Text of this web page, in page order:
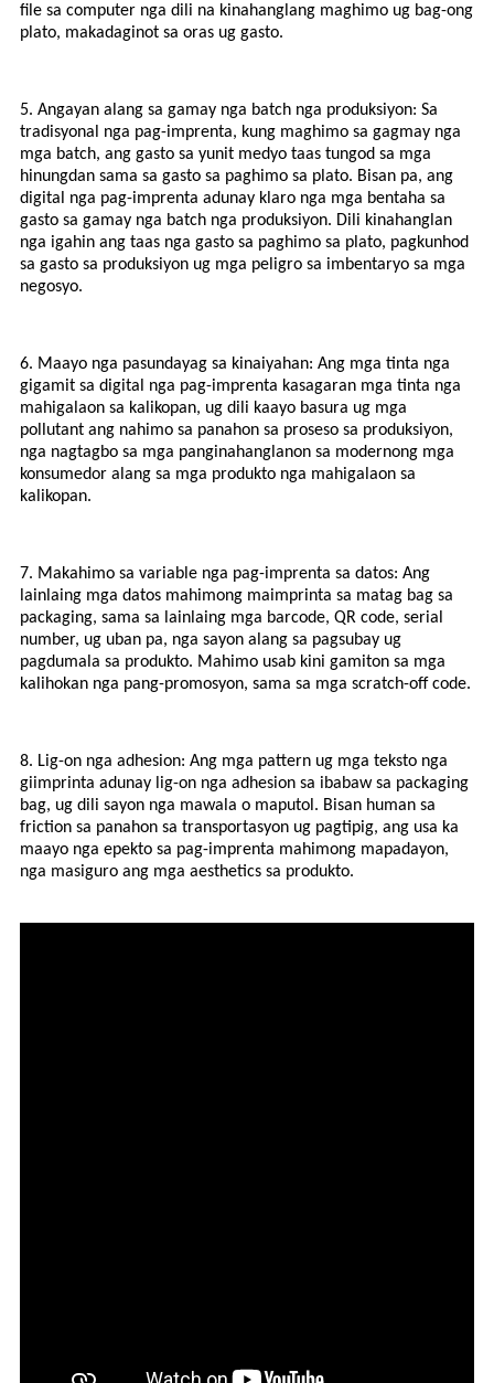
file sa computer nga dili na kinahanglang maghimo ug bag-ong
plato, makadaginot sa oras ug gasto.
5. Angayan alang sa gamay nga batch nga produksiyon: Sa
tradisyonal nga pag-imprenta, kung maghimo sa gagmay nga
mga batch, ang gasto sa yunit medyo taas tungod sa mga
hinungdan sama sa gasto sa paghimo sa plato. Bisan pa, ang
digital nga pag-imprenta adunay klaro nga mga bentaha sa
gasto sa gamay nga batch nga produksiyon. Dili kinahanglan
nga igahin ang taas nga gasto sa paghimo sa plato, pagkunhod
sa gasto sa produksiyon ug mga peligro sa imbentaryo sa mga
negosyo.
6. Maayo nga pasundayag sa kinaiyahan: Ang mga tinta nga
gigamit sa digital nga pag-imprenta kasagaran mga tinta nga
mahigalaon sa kalikopan, ug dili kaayo basura ug mga
pollutant ang nahimo sa panahon sa proseso sa produksiyon,
nga nagtagbo sa mga panginahanglanon sa modernong mga
konsumedor alang sa mga produkto nga mahigalaon sa
kalikopan.
7. Makahimo sa variable nga pag-imprenta sa datos: Ang
lainlaing mga datos mahimong maimprinta sa matag bag sa
packaging, sama sa lainlaing mga barcode, QR code, serial
number, ug uban pa, nga sayon ​​​​alang sa pagsubay ug
pagdumala sa produkto. Mahimo usab kini gamiton sa mga
kalihokan nga pang-promosyon, sama sa mga scratch-off code.
8. Lig-on nga adhesion: Ang mga pattern ug mga teksto nga
giimprinta adunay lig-on nga adhesion sa ibabaw sa packaging
bag, ug dili sayon ​​​​nga mawala o maputol. Bisan human sa
friction sa panahon sa transportasyon ug pagtipig, ang usa ka
maayo nga epekto sa pag-imprenta mahimong mapadayon,
nga masiguro ang mga aesthetics sa produkto.